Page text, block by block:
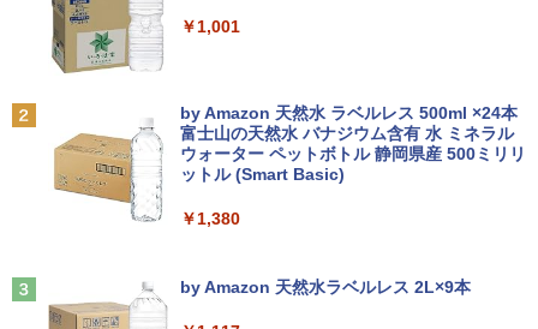
2
ソコン 中古 Bランク Win11 Pro カメラ i
5 第10世代 dynabook G83/FU 8GBメモ
リ 256GB SSD 13.3インチ 軽量ノートパ
ソコン Wi-Fi6 軽い B5 ダイナブックノー
期設定済 office付き 中古ノートPC
【★最大100%ポイント】HP EliteDesk
600/800 G2 SFF 第6世代 Corei7-6700
メモリ8GB 高速新品 SSD256GB+HDD5
正規版Office付き Windows10 変更可 V
￥5,300
送料無料！！【あきばお〜】モバイル モ
ニター 車載 オンダッシュ 7インチ IPS ポ
ータブル ディスプレイ HDMI【smtb-u】
【送料無料】TF: EIZO FlexScan EV245
￥1,650
学研特別支援教材 WAVES ウェーヴス
形 書く 練習問題 ドリル トレーニング 学
Anker Soundcore P31i ブラック
￥4,990
ラック
￥250
BRUCE WAYNE feat. Flo Milli, ATL Jacob
[Explicit]
￥250
￥1,001
by Amazon 天然水 ラベルレス 500ml ×24本
富士山の天然水 バナジウム含有 水 ミネラル
ウォーター ペットボトル 静岡県産 500ミリリ
ットル (Smart Basic)
￥1,380
by Amazon 天然水ラベルレス 2L×9本